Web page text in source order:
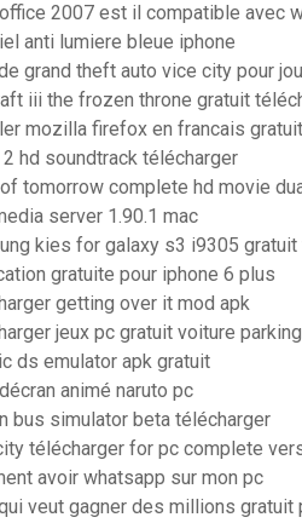
2007 est il compatible avec
anti lumiere bleue iphone
grand theft auto vice city pour
iii the frozen throne gratuit
mozilla firefox en francais gratuit
hd soundtrack télécharger
tomorrow complete hd movie
server 1.90.1 mac
kies for galaxy s3 i9305
gratuite pour iphone 6 plus
getting over it mod apk
jeux pc gratuit voiture parking
ds emulator apk gratuit
animé naruto pc
bus simulator beta télécharger
télécharger for pc complete
avoir whatsapp sur mon pc
veut gagner des millions gratuit